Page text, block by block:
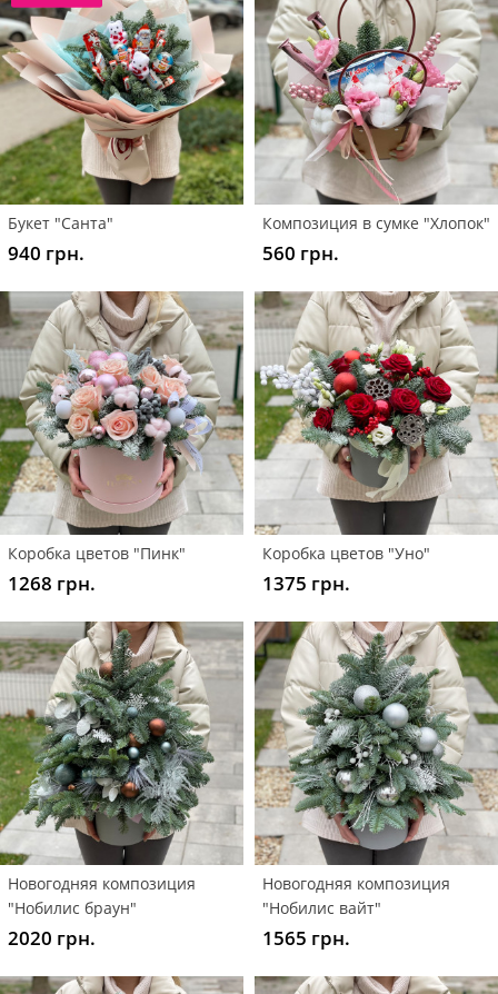
Букет "Санта"
940 грн.
Композиция в сумке "Хлопок"
560 грн.
Коробка цветов "Пинк"
1268 грн.
Коробка цветов "Уно"
1375 грн.
Новогодняя композиция
"Нобилис браун"
2020 грн.
Новогодняя композиция
"Нобилис вайт"
1565 грн.